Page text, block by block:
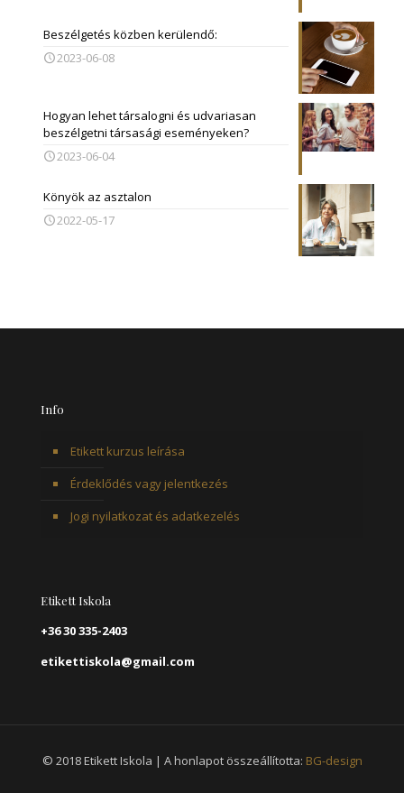
Beszélgetés közben kerülendő:
2023-06-08
Hogyan lehet társalogni és udvariasan
beszélgetni társasági eseményeken?
2023-06-04
Könyök az asztalon
2022-05-17
Info
Etikett kurzus leírása
Érdeklődés vagy jelentkezés
Jogi nyilatkozat és adatkezelés
Etikett Iskola
+36 30 335-2403
etikettiskola@gmail.com
© 2018 Etikett Iskola | A honlapot összeállította: BG-design